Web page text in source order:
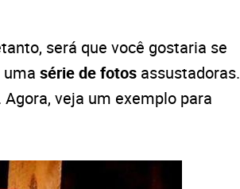
será que você gostaria se
série de fotos assustadoras.
veja um exemplo para